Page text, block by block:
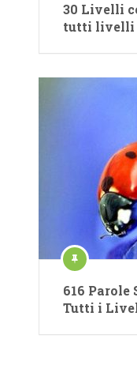
30 Livelli
tutti livelli
616 Parole
Tutti i